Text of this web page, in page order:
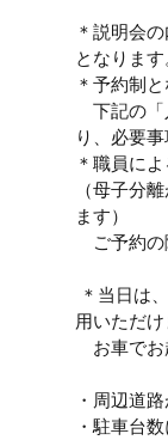
＊説明会
となります
＊予約制
下記の「
り、必要
＊職員に
（母子分
ます）
ご予約の
用いただけ
お車でお
・周辺道
・駐車台